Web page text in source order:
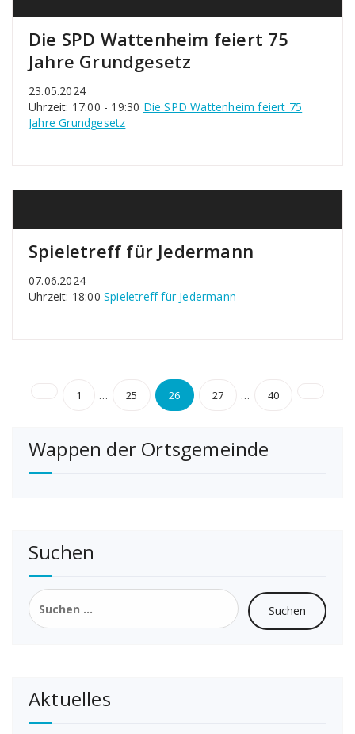
Die SPD Wattenheim feiert 75
Jahre Grundgesetz
23.05.2024
Uhrzeit: 17:00 - 19:30 Die SPD Wattenheim feiert 75
Jahre Grundgesetz
Spieletreff für Jedermann
07.06.2024
Uhrzeit: 18:00 Spieletreff für Jedermann
Seitennummerierung
Beiträge
1 … 25 26 27 … 40
Wappen der Ortsgemeinde
Suchen
Suchen
nach:
Aktuelles